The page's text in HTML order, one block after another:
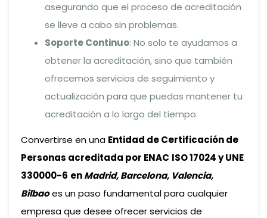
asegurando que el proceso de acreditación
se lleve a cabo sin problemas.
Soporte Continuo: No solo te ayudamos a
obtener la acreditación, sino que también
ofrecemos servicios de seguimiento y
actualización para que puedas mantener tu
acreditación a lo largo del tiempo.
Convertirse en una Entidad de Certificación de
Personas acreditada por ENAC ISO 17024 y UNE
330000-6 enMadrid, Barcelona, Valencia,
Bilbaoes un paso fundamental para cualquier
empresa que desee ofrecer servicios de